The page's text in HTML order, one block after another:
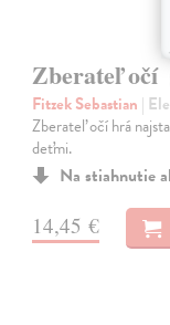
Zberateľ očí
Fitzek Sebastian |
Zberateľ očí hrá
deťmi.
Na stiahnutie
14,45 €